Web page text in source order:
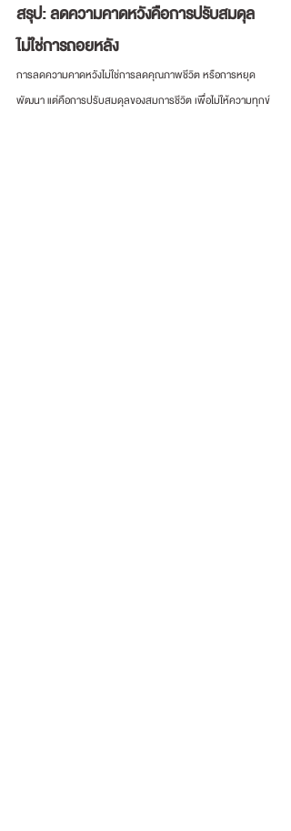
สรุป: ลดความคาดหวังคือการปรับสมดุล
ไม่ใช่การถอยหลัง
การลดความคาดหวังไม่ใช่การลดคุณภาพชีวิต หรือการหยุด
พัฒนา แต่คือการปรับสมดุลของสมการชีวิต เพื่อไม่ให้ความทุกข์